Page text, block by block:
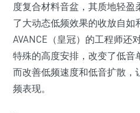
度复合材料音盆，其质地轻盈
了大动态低频效果的收放自如
AVANCE（皇冠）的工程师还
特殊的高度安排，改变了低音
而改善低频速度和低音扩散，
频表现。